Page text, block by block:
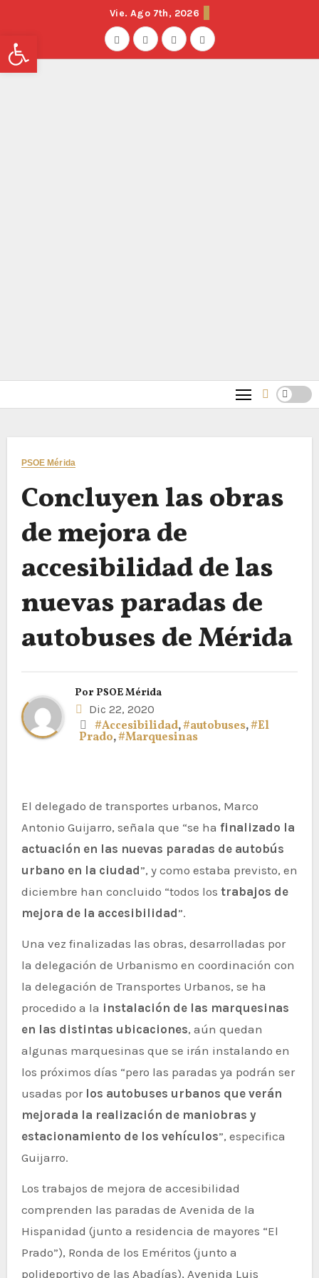
Vie. Ago 7th, 2026
PSOE Mérida
Concluyen las obras
de mejora de
accesibilidad de las
nuevas paradas de
autobuses de Mérida
Por PSOE Mérida
Dic 22, 2020
#Accesibilidad,#autobuses,#El
Prado,#Marquesinas
El delegado de transportes urbanos, Marco
Antonio Guijarro, señala que “se ha finalizado la
actuación en las nuevas paradas de autobús
urbano en la ciudad”, y como estaba previsto, en
diciembre han concluido “todos los trabajos de
mejora de la accesibilidad”.
Una vez finalizadas las obras, desarrolladas por
la delegación de Urbanismo en coordinación con
la delegación de Transportes Urbanos, se ha
procedido a la instalación de las marquesinas
en las distintas ubicaciones, aún quedan
algunas marquesinas que se irán instalando en
los próximos días “pero las paradas ya podrán ser
usadas por los autobuses urbanos que verán
mejorada la realización de maniobras y
estacionamiento de los vehículos”, especifica
Guijarro.
Los trabajos de mejora de accesibilidad
comprenden las paradas de Avenida de la
Hispanidad (junto a residencia de mayores “El
Prado”), Ronda de los Eméritos (junto a
polideportivo de las Abadías), Avenida Luis
Abrir barra de herramientas